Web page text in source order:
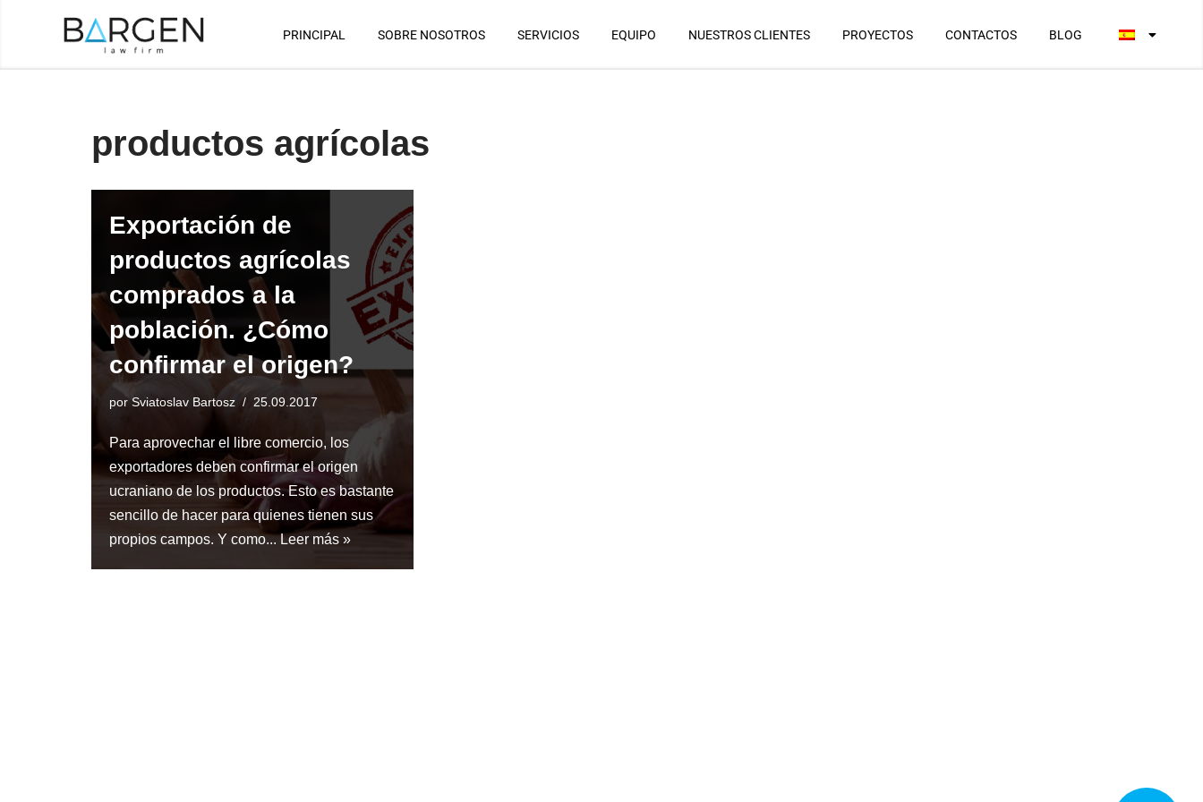
PRINCIPAL SOBRE NOSOTROS SERVICIOS EQUIPO NUESTROS CLIENTES PROYECTOS CONTACTOS BLOG
productos agrícolas
Exportación de
productos agrícolas
comprados a la
población. ¿Cómo
confirmar el origen?
porSviatoslav Bartosz 25.09.2017
Para aprovechar el libre comercio, los
exportadores deben confirmar el origen
ucraniano de los productos. Esto es bastante
sencillo de hacer para quienes tienen sus
propios campos. Y como...Leer más »